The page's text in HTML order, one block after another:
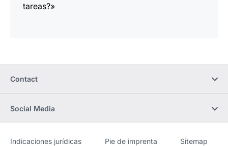
tareas?»
Contact
Social Media
Indicaciones jurídicas Pie de imprenta Sitemap